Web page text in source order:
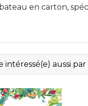
en carton,
intéressé(e) aussi par